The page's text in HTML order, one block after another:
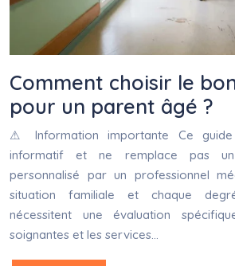
Comment choisir le bon
pour un parent âgé ?
⚠ Information importante Ce
informatif et ne remplace pas un
personnalisé par un professionnel
situation familiale et chaque
nécessitent une évaluation
soignantes et les services…